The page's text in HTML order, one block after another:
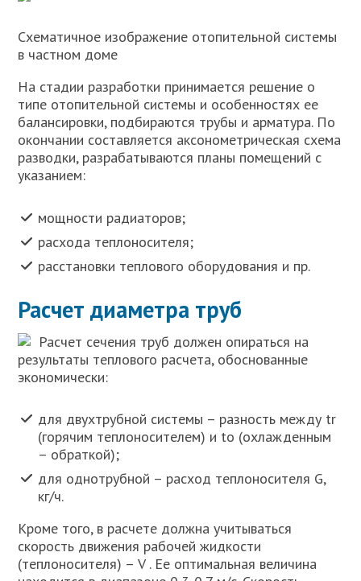
Схематичное изображение отопительной системы
в частном доме
На стадии разработки принимается решение о
типе отопительной системы и особенностях ее
балансировки, подбираются трубы и арматура. По
окончании составляется аксонометрическая схема
разводки, разрабатываются планы помещений с
указанием:
мощности радиаторов;
расхода теплоносителя;
расстановки теплового оборудования и пр.
Расчет диаметра труб
Расчет сечения труб должен опираться на
результаты теплового расчета, обоснованные
экономически:
для двухтрубной системы – разность между tr
(горячим теплоносителем) и to (охлажденным
– обраткой);
для однотрубной – расход теплоносителя G,
кг/ч.
Кроме того, в расчете должна учитываться
скорость движения рабочей жидкости
(теплоносителя) – V . Ее оптимальная величина